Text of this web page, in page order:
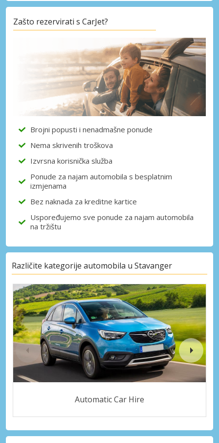
Zašto rezervirati s CarJet?
Brojni popusti i nenadmašne ponude
Nema skrivenih troškova
Izvrsna korisnička služba
Ponude za najam automobila s besplatnim
izmjenama
Bez naknada za kreditne kartice
Uspoređujemo sve ponude za najam automobila
na tržištu
Različite kategorije automobila u Stavanger
Automatic Car Hire